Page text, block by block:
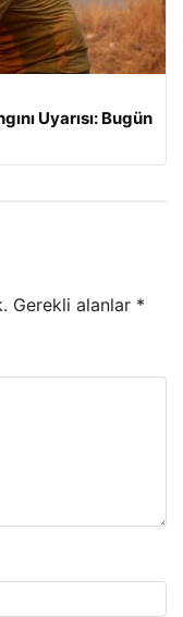
Uyarısı: Bugün
Gerekli alanlar *